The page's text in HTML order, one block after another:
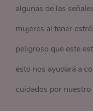
algunas de las
mujeres al tener
peligroso que este
esto nos ayudará a
cuidados por nuestro